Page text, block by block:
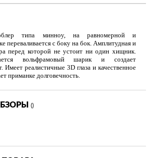
типа минноу, на равномерной и
переваливается с боку на бок. Амплитудная и
перед которой не устоит ни один хищник.
вольфрамовый шарик и создает
Имеет реалистичные 3D глаза и качественное
приманке долговечность.
()